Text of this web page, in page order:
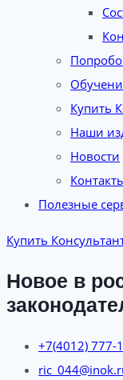
Купить
Наши
Новости
Полезные
Купить
Новое в
+7(4012) 777-